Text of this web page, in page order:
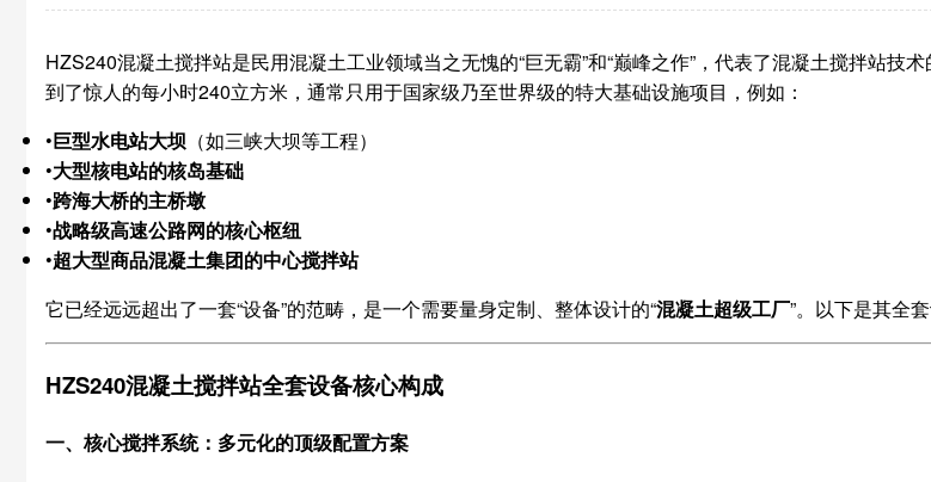
HZS240混凝土搅拌站是民用混凝土工业领域当之无愧的“巨无霸”和“巅峰之作”，代表了混凝土搅拌站技
到了惊人的每小时240立方米，通常只用于国家级乃至世界级的特大基础设施项目，例如：
•巨型水电站大坝 （如三峡大坝等工程）
•大型核电站的核岛基础
•跨海大桥的主桥墩
•战略级高速公路网的核心枢纽
•超大型商品混凝土集团的中心搅拌站
它已经远远超出了一套“设备”的范畴，是一个需要量身定制、整体设计的“混凝土超级工厂”。以下是其全
HZS240混凝土搅拌站全套设备核心构成
一、核心搅拌系统：多元化的顶级配置方案